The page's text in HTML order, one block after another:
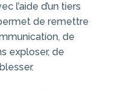
l’aide d’un tiers
de remettre
de
exploser, de